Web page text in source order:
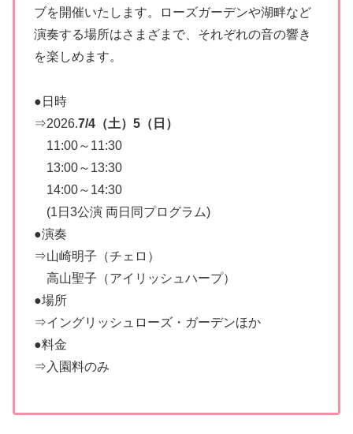
ブを開催いたします。ローズガーデンや湖畔など
演奏する場所はさまざまで、それぞれの音の響き
を楽しめます。
●日時
⇒2026.7/4（土）5（日）
11:00～11:30
13:00～13:30
14:00～14:30
(1日3公演 両日同プログラム)
●演奏
⇒山崎明子（チェロ）
高山聖子（アイリッシュハープ）
●場所
⇒イングリッシュローズ・ガーデンほか
●料金
⇒入園料のみ